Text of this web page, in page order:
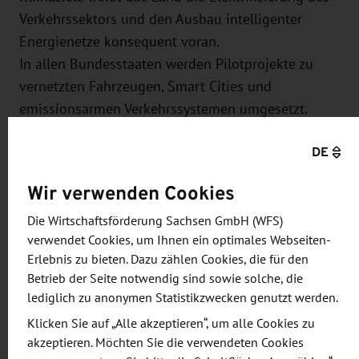
Verkehrssektors und den Ausbau intelligenter
Energienetze konsequent voran.
In allen Bundesstaaten werden Pilotprojekte zu
vernetzten Fahrzeugen, Smart Cities und
emissionsarmen Verkehrssystemen umgesetzt.
2032 in Brisbane entstehen Modellregionen für
vernetzte Infrastruktur.
Da viele High-Tech-Komponenten, insbesondere im
Bereich Ladeinfrastruktur und Netzsteuerung,
importiert werden, ergeben sich attraktive
Marktchancen für deutsche Unternehmen –
Technologiepartnerschaften und Systemlösungen.
DE
Wir verwenden Cookies
Die Wirtschaftsförderung Sachsen GmbH (WFS)
verwendet Cookies, um Ihnen ein optimales Webseiten-
Erlebnis zu bieten. Dazu zählen Cookies, die für den
Betrieb der Seite notwendig sind sowie solche, die
lediglich zu anonymen Statistikzwecken genutzt werden.
Klicken Sie auf „Alle akzeptieren“, um alle Cookies zu
akzeptieren. Möchten Sie die verwendeten Cookies